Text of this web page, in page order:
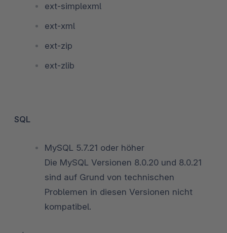
ext-simplexml
ext-xml
ext-zip
ext-zlib
SQL
MySQL 5.7.21 oder höher
Die MySQL Versionen 8.0.20 und 8.0.21
sind auf Grund von technischen
Problemen in diesen Versionen nicht
kompatibel.